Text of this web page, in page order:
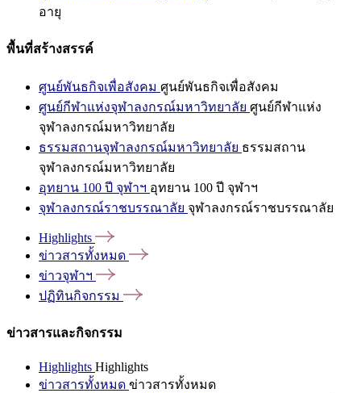
อายุ
พื้นที่สร้างสรรค์
ศูนย์พันธกิจเพื่อสังคม ศูนย์พันธกิจเพื่อสังคม
ศูนย์กีฬาแห่งจุฬาลงกรณ์มหาวิทยาลัย ศูนย์กีฬาแห่ง
จุฬาลงกรณ์มหาวิทยาลัย
ธรรมสถานจุฬาลงกรณ์มหาวิทยาลัย ธรรมสถาน
จุฬาลงกรณ์มหาวิทยาลัย
อุทยาน 100 ปี จุฬาฯ อุทยาน 100 ปี จุฬาฯ
จุฬาลงกรณ์ราชบรรณาลัย จุฬาลงกรณ์ราชบรรณาลัย
Highlights
ข่าวสารทั้งหมด
ข่าวจุฬาฯ
ปฏิทินกิจกรรม
ข่าวสารและกิจกรรม
Highlights Highlights
ข่าวสารทั้งหมด ข่าวสารทั้งหมด